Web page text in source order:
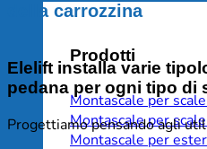
Prodotti
Montascale per
Montascale per
Montascale per
della carrozzina
Elelift installa varie
pedana per ogni tipo di
Progettiamo pensando agli